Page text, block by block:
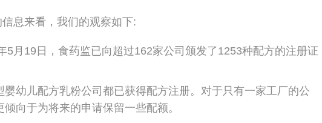
息来看，我们的观察如下:
5月19日，食药监已向超过162家公司颁发了1253种配方的注册证
婴幼儿配方乳粉公司都已获得配方注册。对于只有一家工厂的公
倾向于为将来的申请保留一些配额。